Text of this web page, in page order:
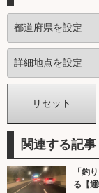
関連する記事
「釣
る【